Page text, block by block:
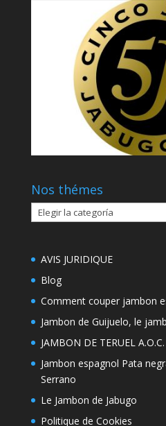
Nos thémes
Nos
thémes
AVIS JURIDIQUE
Blog
Comment couper jambon
Jambon de Guijuelo, le
JAMBON DE TERUEL A.O.C.
Jambon espagnol Pata
Serrano
Le Jambon de Jabugo
Politique de Cookies